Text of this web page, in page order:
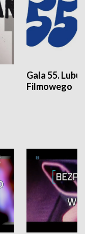
Gala 55.
Filmowego